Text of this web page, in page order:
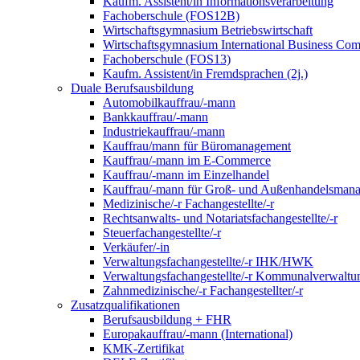
Fachoberschule (FOS12B)
Wirtschaftsgymnasium Betriebswirtschaft
Wirtschaftsgymnasium International Business
Fachoberschule (FOS13)
Kaufm. Assistent/in Fremdsprachen (2j.)
Duale Berufsausbildung
Automobilkauffrau/-mann
Bankkauffrau/-mann
Industriekauffrau/-mann
Kauffrau/mann für Büromanagement
Kauffrau/-mann im E-Commerce
Kauffrau/-mann im Einzelhandel
Kauffrau/-mann für Groß- und
Medizinische/-r Fachangestellte/-r
Rechtsanwalts- und Notariatsfachangestellte/-r
Steuerfachangestellte/-r
Verkäufer/-in
Verwaltungs­fach­angestellte/-r IHK/HWK
Verwaltungsfach­angestellte/-r
Zahnmedizinische/-r Fachangestellter/-r
Zusatzqualifikationen
Berufsausbildung + FHR
Europakauffrau/-mann (International)
KMK-Zertifikat